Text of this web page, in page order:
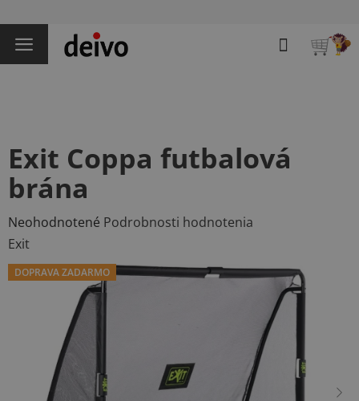
na
obsah
Hľadať
Exit Coppa futbalová
brána
Priemerné
hodnotenie
produktu
je
hviezdičiek.
Neohodnotené Podrobnosti hodnotenia
Exit
DOPRAVA ZADARMO